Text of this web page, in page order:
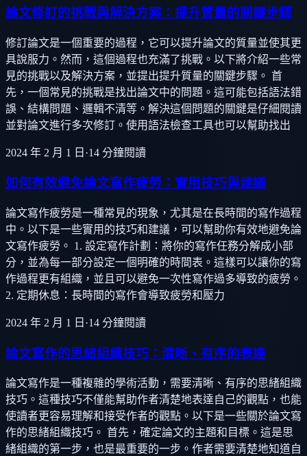
論文修訂的挑戰與解決方案：提升質量的關鍵步驟
修訂論文是一個重要的過程，它可以提升論文的質量並使其更
具說服力。然而，這個過程也充滿了挑戰。以下將介紹一些常
見的挑戰以及解決方案，並提出提升質量的關鍵步驟。 首
先，一個常見的挑戰是找出論文中的問題。這可能包括語法錯
誤、結構問題、邏輯不清等。解決這個問題的關鍵是仔細閱讀
並對論文進行多次修訂。使用語法檢查工具也可以幫助找出
2024 年 2 月 1 日 ·14 分鐘閱讀
如何有效避免論文寫作疲勞：實用技巧與建議
論文寫作疲勞是一種常見的現象，尤其是在長時間的寫作過程
中。以下是一些實用的技巧和建議，可以幫助你有效地避免論
文寫作疲勞。 1. 設定寫作計劃：將你的寫作任務分解成小部
分，並為每一部分設定一個明確的時間表。這樣可以讓你的寫
作過程更有組織，並且可以避免一次性寫作過多導致的疲勞。
2. 定期休息：長時間的寫作會導致疲勞和壓力
2024 年 2 月 1 日 ·14 分鐘閱讀
論文寫作的思緒組織技巧：清晰、有序的表達
論文寫作是一種複雜的學術活動，需要清晰、有序的思緒組織
技巧。這種技巧不僅能幫助作者清楚地表達自己的觀點，也能
使讀者更容易理解和接受作者的觀點。以下是一些關於論文寫
作的思緒組織技巧。 首先，確定論文的主題和目標。這是思
緒組織的第一步，也是最重要的一步。作者需要清楚地知道自